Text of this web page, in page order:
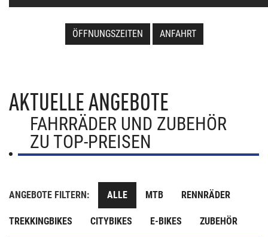
ÖFFNUNGSZEITEN ANFAHRT
AKTUELLE ANGEBOTE
FAHRRÄDER UND ZUBEHÖR
ZU TOP-PREISEN
ANGEBOTE FILTERN: ALLE MTB RENNRÄDER
TREKKINGBIKES CITYBIKES E-BIKES ZUBEHÖR